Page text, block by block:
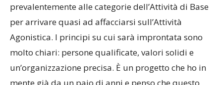
prevalentemente alle categorie dell’Attività di Base
per arrivare quasi ad affacciarsi sull’Attività
Agonistica. I principi su cui sarà improntata sono
molto chiari: persone qualificate, valori solidi e
un’organizzazione precisa. È un progetto che ho in
mente già da un paio di anni e penso che questo